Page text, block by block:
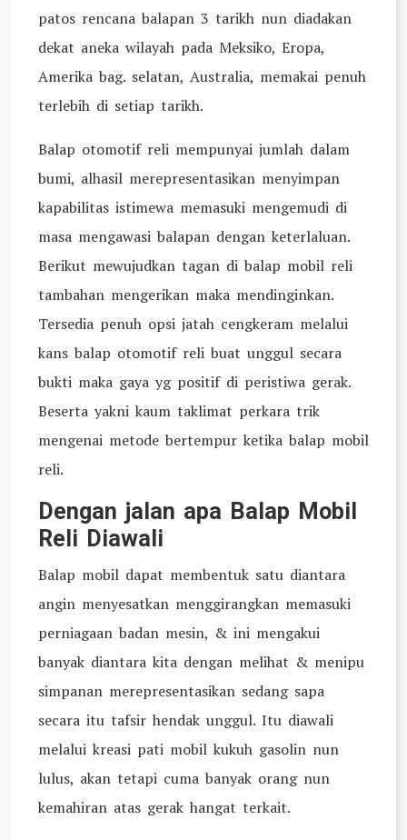
patos rencana balapan 3 tarikh nun diadakan
dekat aneka wilayah pada Meksiko, Eropa,
Amerika bag. selatan, Australia, memakai penuh
terlebih di setiap tarikh.
Balap otomotif reli mempunyai jumlah dalam
bumi, alhasil merepresentasikan menyimpan
kapabilitas istimewa memasuki mengemudi di
masa mengawasi balapan dengan keterlaluan.
Berikut mewujudkan tagan di balap mobil reli
tambahan mengerikan maka mendinginkan.
Tersedia penuh opsi jatah cengkeram melalui
kans balap otomotif reli buat unggul secara
bukti maka gaya yg positif di peristiwa gerak.
Beserta yakni kaum taklimat perkara trik
mengenai metode bertempur ketika balap mobil
reli.
Dengan jalan apa Balap Mobil
Reli Diawali
Balap mobil dapat membentuk satu diantara
angin menyesatkan menggirangkan memasuki
perniagaan badan mesin, & ini mengakui
banyak diantara kita dengan melihat & menipu
simpanan merepresentasikan sedang sapa
secara itu tafsir hendak unggul. Itu diawali
melalui kreasi pati mobil kukuh gasolin nun
lulus, akan tetapi cuma banyak orang nun
kemahiran atas gerak hangat terkait.